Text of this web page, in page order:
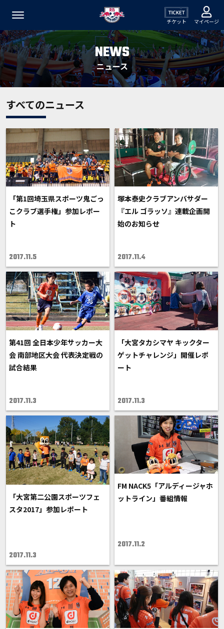
チケット マイページ
NEWS
ニュース
すべてのニュース
「第1回埼玉県スポーツ鬼ごっ
こクラブ選手権」参加レポー
ト
2017.11.5
塚本泰史クラブアンバサダー
『エル ゴラッソ』連載企画開
始のお知らせ
2017.11.4
第41回 全日本少年サッカー大
会 南部地区大会 代表決定戦の
試合結果
2017.11.3
「大宮タカシマヤ キックター
ゲットチャレンジ」開催レポ
ート
2017.11.3
「大宮第二公園スポーツフェ
スタ2017」参加レポート
2017.11.3
FM NACK5「アルディージャホ
ットライン」番組情報
2017.11.2